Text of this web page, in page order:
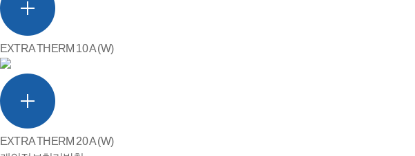
EXTRA THERM 10 A (W)
EXTRA THERM 20 A (W)